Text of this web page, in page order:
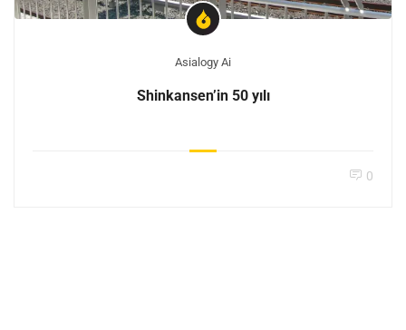
Asialogy Ai
Shinkansen’in 50 yılı
0